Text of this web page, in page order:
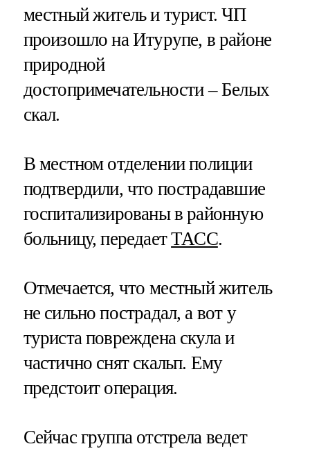
местный житель и турист. ЧП
произошло на Итурупе, в районе
природной
достопримечательности – Белых
скал.
В местном отделении полиции
подтвердили, что пострадавшие
госпитализированы в районную
больницу, передаетТАСС.
Отмечается, что местный житель
не сильно пострадал, а вот у
туриста повреждена скула и
частично снят скальп. Ему
предстоит операция.
Сейчас группа отстрела ведет